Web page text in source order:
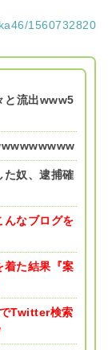
1560732820
と流出www5
た奴、逮捕確
んなブログを
着た結果『案
Twitter検索